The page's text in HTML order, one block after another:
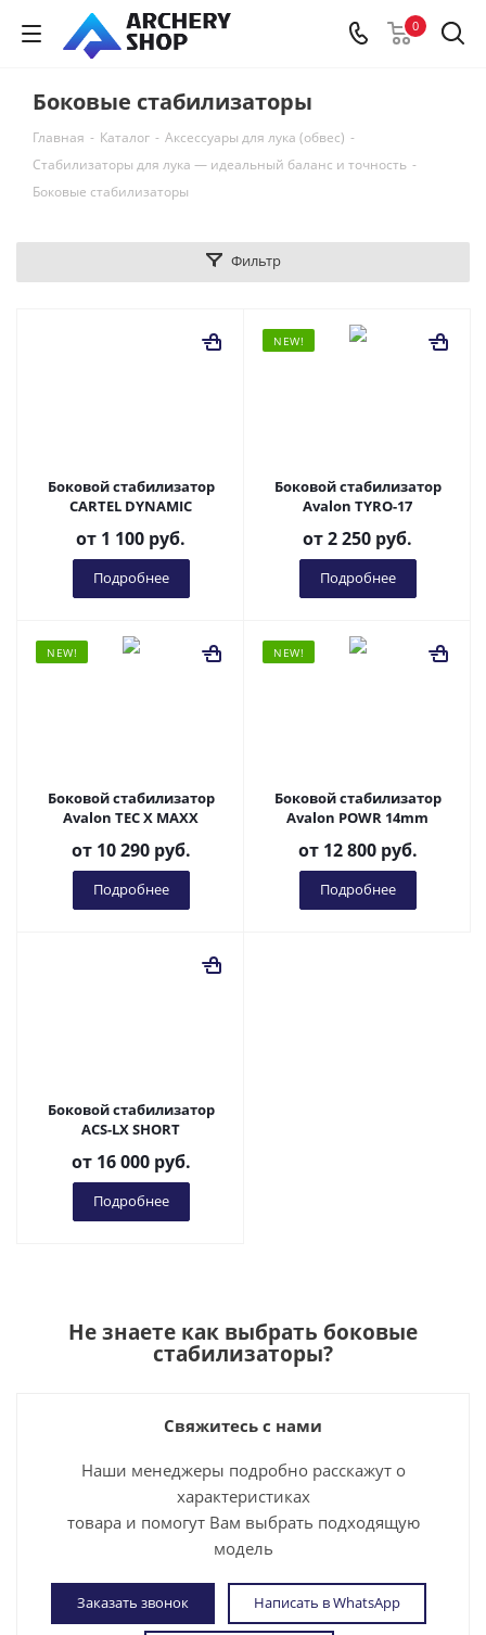
0
Боковые стабилизаторы
Главная - Каталог - Аксессуары для лука (обвес) -
Стабилизаторы для лука — идеальный баланс и точность -
Боковые стабилизаторы
Фильтр
Боковой стабилизатор
CARTEL DYNAMIC
от 1 100 руб.
Подробнее
NEW!
Боковой стабилизатор
Avalon TYRO-17
от2 250 руб.
Подробнее
NEW!
Боковой стабилизатор
Avalon TEC X MAXX
от 10 290 руб.
Подробнее
NEW!
Боковой стабилизатор
Avalon POWR 14mm
от 12 800 руб.
Подробнее
Боковой стабилизатор
ACS-LX SHORT
от 16 000 руб.
Подробнее
Не знаете как выбрать боковые
стабилизаторы?
Свяжитесь с нами
Наши менеджеры подробно расскажут о
характеристиках
товара и помогут Вам выбрать подходящую
модель
Заказать звонок Написать в WhatsApp